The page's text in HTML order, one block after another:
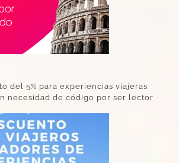
del 5% para experiencias viajeras
necesidad de código por ser lector